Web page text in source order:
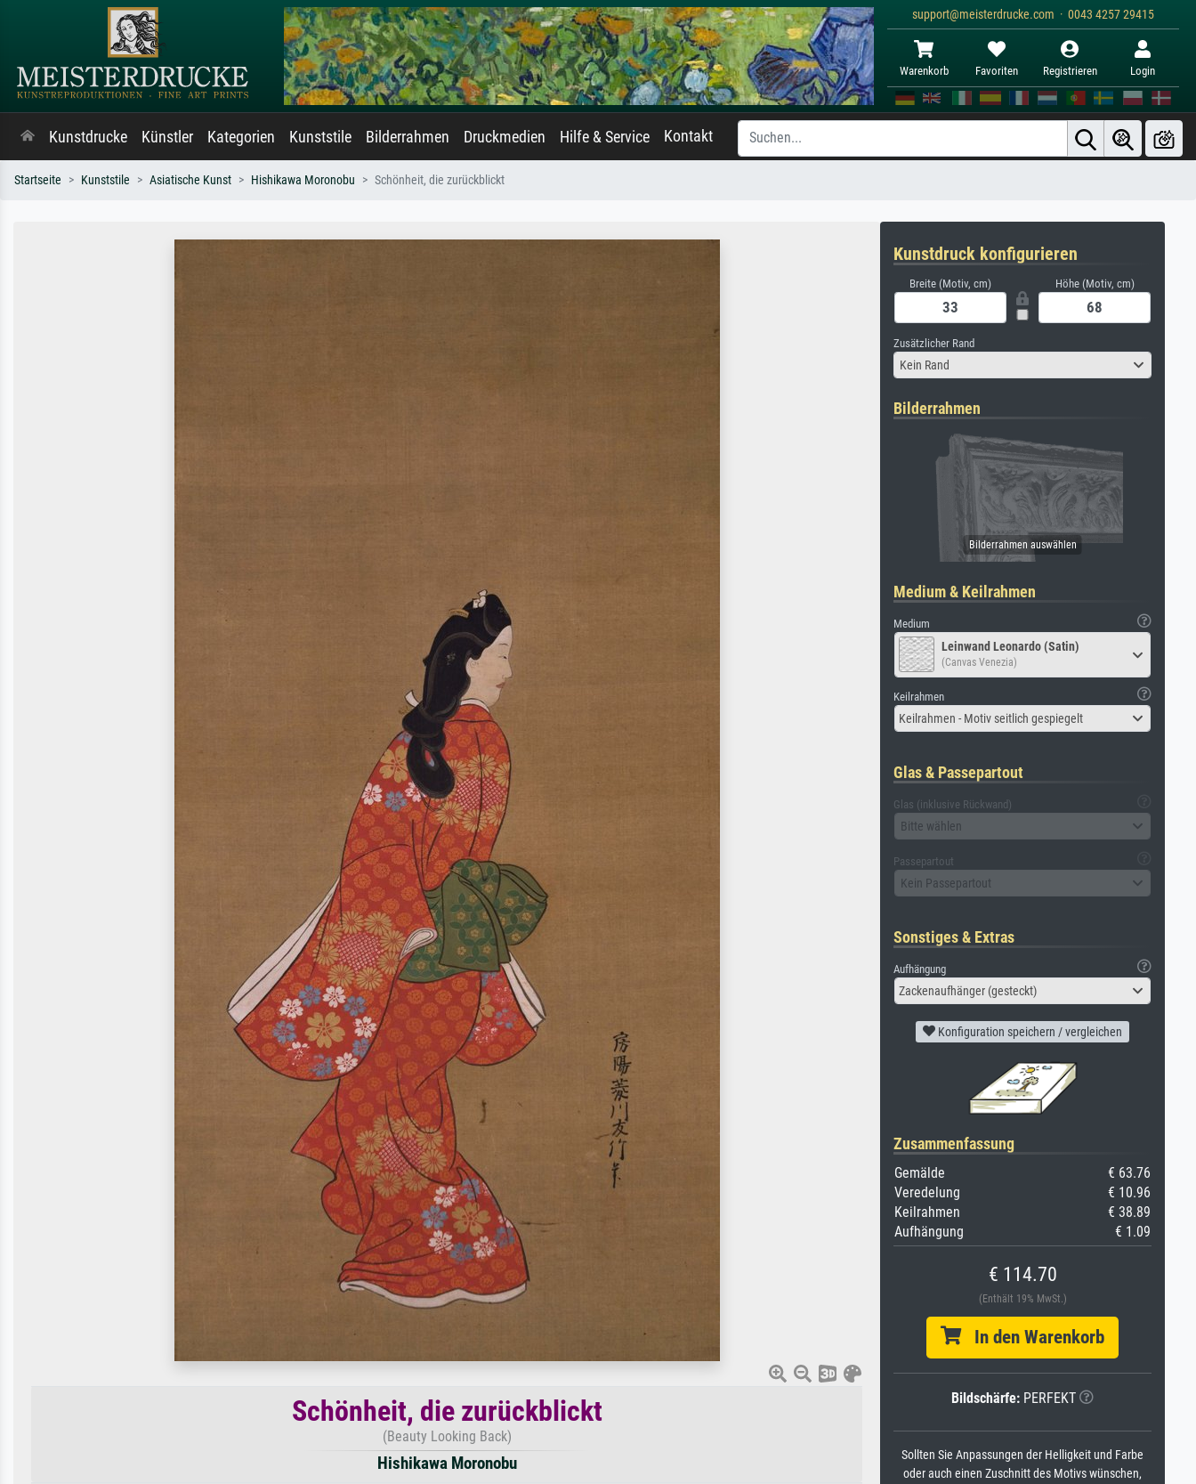
support@meisterdrucke.com · 0043 4257 29415
Warenkorb Favoriten Registrieren Login
Kunstdrucke Künstler Kategorien Kunststile Bilderrahmen Druckmedien Hilfe & Service Kontakt
Startseite Kunststile Asiatische Kunst Hishikawa Moronobu Schönheit, die zurückblickt
Schönheit, die zurückblickt
(Beauty Looking Back)
Hishikawa Moronobu
Kunstdruck konfigurieren
Breite (Motiv, cm) Höhe (Motiv, cm)
Zusätzlicher Rand
Kein Rand
Bilderrahmen
Medium & Keilrahmen
Medium
Leinwand Leonardo (Satin)
(Canvas Venezia)
Keilrahmen
Keilrahmen - Motiv seitlich gespiegelt
Glas & Passepartout
Glas (inklusive Rückwand)
Bitte wählen
Passepartout
Kein Passepartout
Sonstiges & Extras
Aufhängung
Zackenaufhänger (gesteckt)
Konfiguration speichern / vergleichen
Zusammenfassung
Gemälde
€ 63.76
Veredelung
€ 10.96
Keilrahmen
€ 38.89
Aufhängung
€ 1.09
€ 114.70
(Enthält 19% MwSt.)
In den Warenkorb
Bildschärfe: PERFEKT
Sollten Sie Anpassungen der Helligkeit und Farbe
oder auch einen Zuschnitt des Motivs wünschen,